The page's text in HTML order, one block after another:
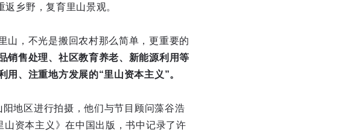
乡野，复育里山景观。
山，不光是搬回农村那么简单，更重要的
销售处理、社区教育养老、新能源利用等
、注重地方发展的“里山资本主义”。
地区进行拍摄，他们与节目顾问藻谷浩
山资本主义》在中国出版，书中记录了许